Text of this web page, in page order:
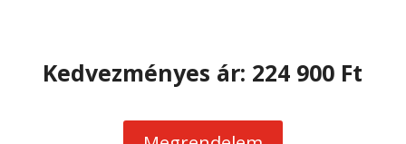
Kedvezményes ár: 224 900 Ft